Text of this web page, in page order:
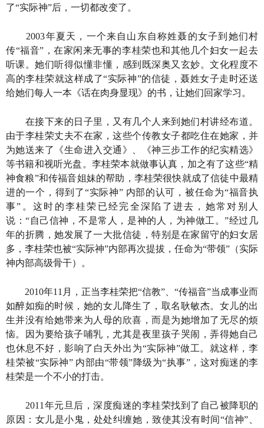
了“实际神”后，一切都改变了。
2003年夏天，一个来自山东自称姓聂的女子到她们村
传“福音”，在家闲来无事的李桂荣也和其他几个妇女一起去
听课。她们听得似懂非懂，感到既深奥又玄妙。文化程度不
高的李桂荣就这样成了“实际神”的信徒，聂姓女子走时还送
给她们每人一本《话在肉身显现》的书，让她们回家学习。
在接下来的日子里，又有几个人来到她们村讲经布道。
由于李桂荣丈夫不在家，这些个传教女子都吃住在她家，并
为她送来了《生命进入交通》、《神三步工作的纪实精选》
等书籍和视听光盘。李桂荣本就做事认真，加之有了这些“精
神食粮”和传福音姐妹的帮助，李桂荣很快就成了信徒中最精
进的一个，得到了“实际神” 内部的认可，被任命为“福音执
事”。这时的李桂荣已经完全深陷了进去，她常对别人
说：“自己信神，不是常人，是神的人，为神做工。”经过几
年的折腾，她发展了一大批信徒，特别是在家留守的妇女居
多，李桂荣也被“实际神”内部再次提拔，任命为“带领”（实际
神内部高级骨干）。
2010年11月，正当李桂荣把“信教”、“传福音”当成事业而
如醉如痴的时候，她的女儿降生了，取名耿敏杰。女儿的出
生并没有给她带来为人母的欣喜，而是为她增加了无尽的烦
恼。因为要给孩子哺乳，尤其是夜里孩子哭闹，弄得她自己
也休息不好，影响了白天外出为“实际神”做工。就这样，李
桂荣被“实际神” 内部由“带领”降级为“执事”，这对痴迷的李
桂荣是一个不小的打击。
2011年元旦后，深度痴迷的李桂荣找到了自己被降职的
原因：女儿是小鬼，处处纠缠她，致使其没有时间“信神”、